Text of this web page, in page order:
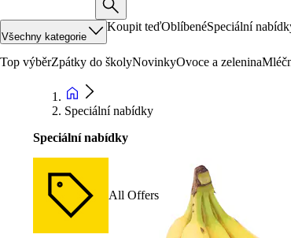
Všechny kategorie
Koupit teďOblíbenéSpeciální
Top výběrZpátky do školyNovinkyOvoce a zelenina
Speciální nabídky
Speciální nabídky
All Offers